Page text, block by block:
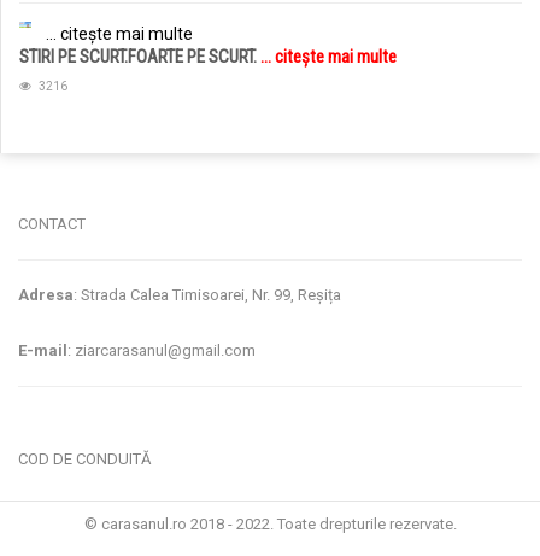
... citește mai multe
STIRI PE SCURT.FOARTE PE SCURT.... citește mai multe
3216
CONTACT
Adresa: Strada Calea Timisoarei, Nr. 99, Reșița
E-mail : ziarcarasanul@gmail.com
COD DE CONDUITĂ
© carasanul.ro 2018 - 2022. Toate drepturile rezervate.